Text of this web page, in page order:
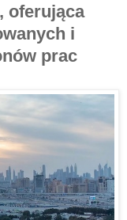
oferująca
i
prac